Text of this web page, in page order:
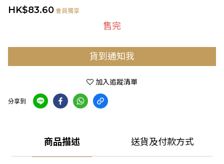
HK$83.60 會員獨享
售完
貨到通知我
加入追蹤清單
分享到
商品描述 送貨及付款方式